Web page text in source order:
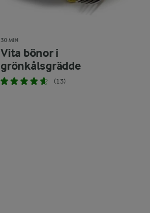
30 MIN
Vita bönor i
grönkålsgrädde
(13)